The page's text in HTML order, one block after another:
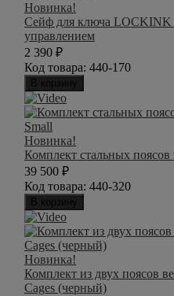
Новинка!
Сейф для ключа LOCKINK
управлением
2 390 ₽
Код товара: 440-170
В корзину
Новинка!
Комплект стальных
39 500 ₽
Код товара: 440-320
В корзину
Новинка!
Комплект из двух поясов
Cages (черный)